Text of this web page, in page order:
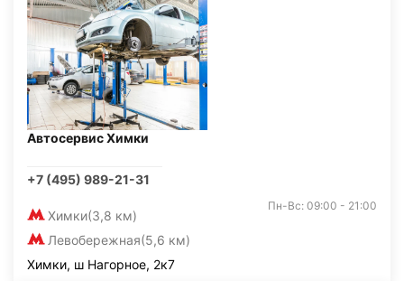
Автосервис Химки
+7 (495) 989-21-31
Химки(3,8 км)
Левобережная(5,6 км)
Пн-Вс: 09:00 - 21:00
Химки, ш Нагорное, 2к7